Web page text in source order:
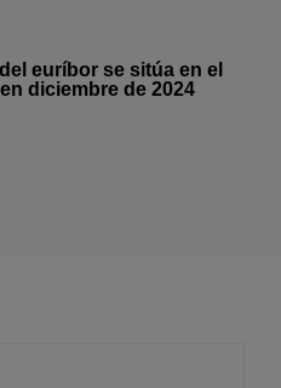
euríbor se sitúa en el
diciembre de 2024